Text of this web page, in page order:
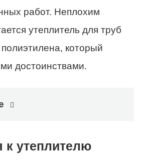
работ. Неплохим
утеплитель для труб
который
достоинствами.
к утеплителю